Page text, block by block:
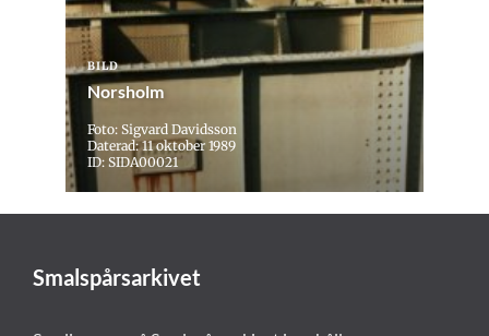
BILD
Norsholm
Foto: Sigvard Davidsson
Daterad: 11 oktober 1989
ID: SIDA00021
Smalspårsarkivet